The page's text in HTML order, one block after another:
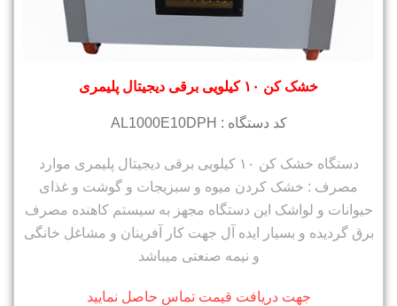
خشک کن ۱۰ کیلویی برقی دیجیتال پلیمری
کد دستگاه : AL1000E10DPH
دستگاه خشک کن ۱۰ کیلویی برقی دیجیتال پلیمری موارد
مصرف : خشک کردن میوه و سبزیجات و گوشت و غذای
حیوانات و لواشک این دستگاه مجهز به سیستم کاهنده مصرف
برق گردیده و بسیار ایده آل جهت کار آفرینان و مشاغل خانگی
و نیمه صنعتی میباشد
جهت دریافت قیمت تماس حاصل نمایید